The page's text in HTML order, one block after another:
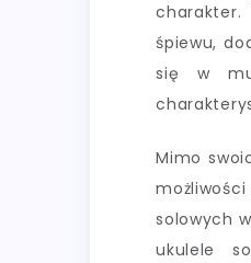
śpiewu,
się w
Mimo
solowych
ukulele